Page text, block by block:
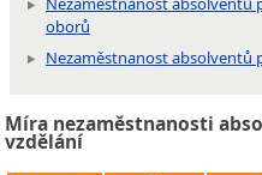
oborů
Nezaměstnanost absolventů
Míra nezaměstnanosti
vzdělání